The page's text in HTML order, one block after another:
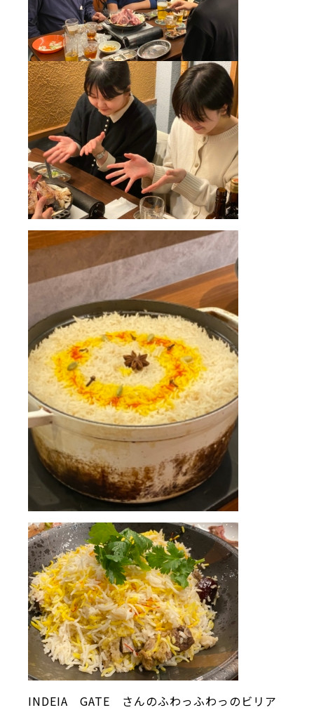
INDEIA GATE さんのふわっふわっのビリア